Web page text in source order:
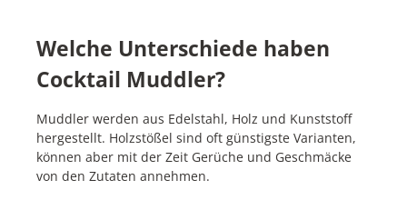
Welche Unterschiede haben
Cocktail Muddler?
Muddler werden aus Edelstahl, Holz und Kunststoff
hergestellt. Holzstößel sind oft günstigste Varianten,
können aber mit der Zeit Gerüche und Geschmäcke
von den Zutaten annehmen.